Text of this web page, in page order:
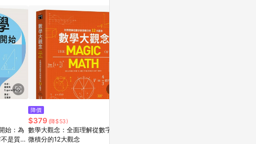
始：為
是質
降價
$379 (降$53)
數學大觀念：全面理解從數字到
微積分的12大觀念